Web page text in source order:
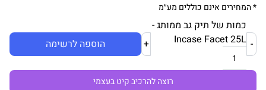
* המחירים אינם כוללים מע״מ
-
כמות של תיק גב ממותג -
Incase Facet 25L
+ הוספה לרשימה
רוצה להרכיב קיט בעצמי